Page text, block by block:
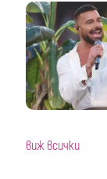
виж всички